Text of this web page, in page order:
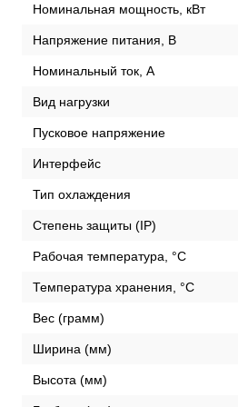
Номинальная мощность, кВт
Напряжение питания, В
Номинальный ток, А
Вид нагрузки
Пусковое напряжение
Интерфейс
Тип охлаждения
Степень защиты (IP)
Рабочая температура, °С
Температура хранения, °С
Вес (грамм)
Ширина (мм)
Высота (мм)